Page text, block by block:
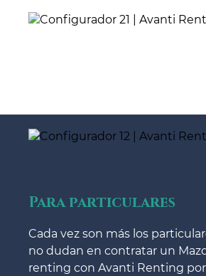
Para particulares
Cada vez son más los
no dudan en contratar un
renting con Avanti Renting